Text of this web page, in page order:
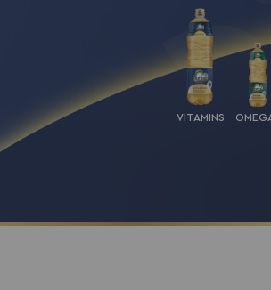
VITAMINS